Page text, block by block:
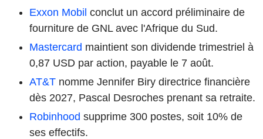
Exxon Mobil conclut un accord préliminaire de
fourniture de GNL avec l'Afrique du Sud.
Mastercard maintient son dividende trimestriel à
0,87 USD par action, payable le 7 août.
AT&T nomme Jennifer Biry directrice financière
dès 2027, Pascal Desroches prenant sa retraite.
Robinhood supprime 300 postes, soit 10% de
ses effectifs.